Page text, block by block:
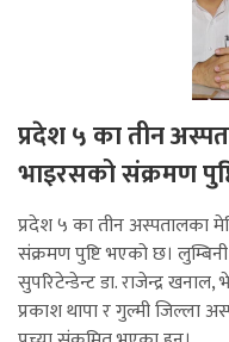
प्रदेश ५ का तीन
भाइरसको संक्रमण
प्रदेश ५ का तीन अस्पतालका
संक्रमण पुष्टि भएको छ।
सुपरिटेन्डेन्ट डा. राजेन्द्र
प्रकाश थापा र गुल्मी जिल्ला